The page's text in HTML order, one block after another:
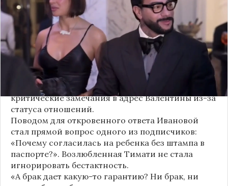
официального брака. Ее резкая реакция стала
первым косвенным подтверждением слухов о
рождении дочери, ранее распространяемых
изданием «СтарХит».
Хотя сама звездная пара официально не
объявляла о пополнении, поклонники уже
засыпали их поздравлениями. Однако
некоторые комментаторы позволили себе
критические замечания в адрес Валентины из-за
статуса отношений.
Поводом для откровенного ответа Ивановой
стал прямой вопрос одного из подписчиков:
«Почему согласилась на ребенка без штампа в
паспорте?». Возлюбленная Тимати не стала
игнорировать бестактность.
«А брак дает какую-то гарантию? Ни брак, ни